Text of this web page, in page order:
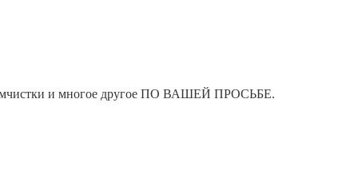
и многое другое ПО ВАШЕЙ ПРОСЬБЕ.